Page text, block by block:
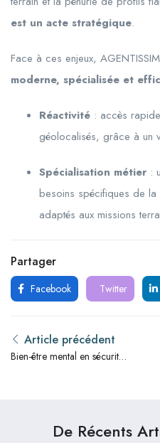
est un acte stratégique.
Face à ces enjeux,
moderne, spécialisée et
Réactivité : accès
géolocalisés, grâce à un
Spécialisation métier :
besoins spécifiques de
adaptés aux missions
Partager
Facebook Twitter
Article précédent
Bien-être mental en sécurité
De Récents